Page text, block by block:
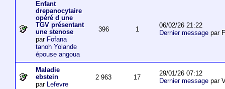
Enfant
drepanocytaire
opéré d une
TGV présentant
une stenose
par Fofana
tanoh Yolande
épouse angoua
396 1
06/02/26 21:22
Dernier messagepar
Maladie
ebstein
par Lefevre
2 963 17
29/01/26 07:12
Dernier messagepar